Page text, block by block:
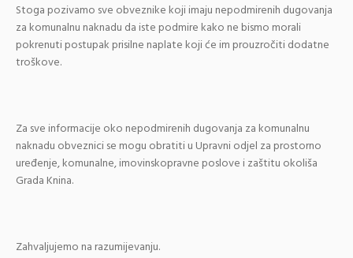
Stoga pozivamo sve obveznike koji imaju nepodmirenih dugovanja
za komunalnu naknadu da iste podmire kako ne bismo morali
pokrenuti postupak prisilne naplate koji će im prouzročiti dodatne
troškove.
Za sve informacije oko nepodmirenih dugovanja za komunalnu
naknadu obveznici se mogu obratiti u Upravni odjel za prostorno
uređenje, komunalne, imovinskopravne poslove i zaštitu okoliša
Grada Knina.
Zahvaljujemo na razumijevanju.